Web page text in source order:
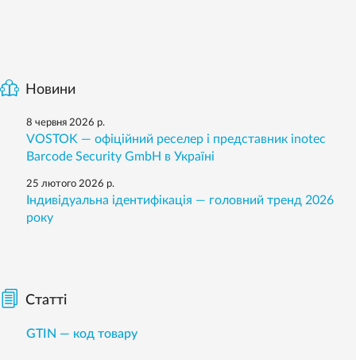
Новини
8 червня 2026 р.
VOSTOK — офіційний реселер і представник inotec
Barcode Security GmbH в Україні
25 лютого 2026 р.
Індивідуальна ідентифікація — головний тренд 2026
року
Статті
GTIN — код товару